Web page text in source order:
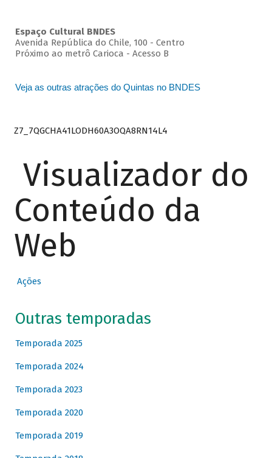
Espaço Cultural BNDES
Avenida República do Chile, 100 - Centro
Próximo ao metrô Carioca - Acesso B
Veja as outras atrações do Quintas no BNDES
Z7_7QGCHA41LODH60A3OQA8RN14L4
Visualizador do
Conteúdo da
Web
Ações
Outras temporadas
Temporada 2025
Temporada 2024
Temporada 2023
Temporada 2020
Temporada 2019